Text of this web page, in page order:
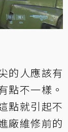
的人應該有
點不一樣。
點就引起不
廠維修前的